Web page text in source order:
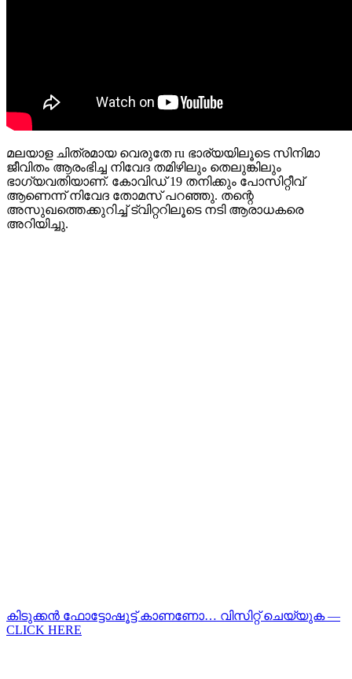
മലയാള ചിത്രമായ വെരുതേ ru ഭാര്യയിലൂടെ സിനിമാ
ജീവിതം ആരംഭിച്ച നിവേദ തമിഴിലും തെലുങ്കിലും
ഭാഗ്യവതിയാണ്. കോവിഡ് 19 തനിക്കും പോസിറ്റീവ്
ആണെന്ന് നിവേദ തോമസ് പറഞ്ഞു. തന്റെ
അസുഖത്തെക്കുറിച്ച് ട്വിറ്ററിലൂടെ നടി ആരാധകരെ
അറിയിച്ചു.
കിടുക്കന്‍ ഫോട്ടോഷൂട്ട്‌ കാണണോ… വിസിറ്റ് ചെയ്യുക —
CLICK HERE